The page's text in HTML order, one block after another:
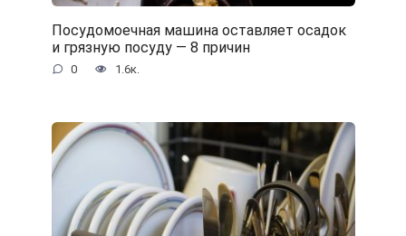
Посудомоечная машина оставляет осадок
и грязную посуду — 8 причин
0 1.6к.